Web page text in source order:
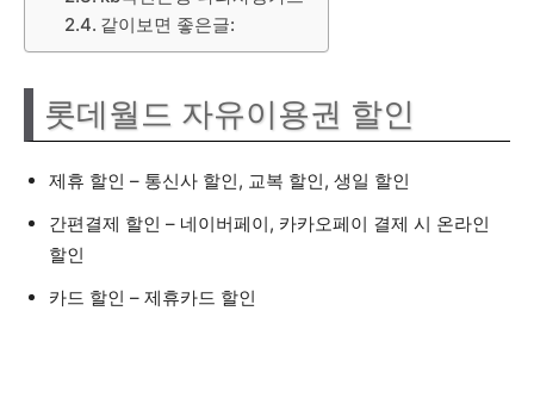
같이보면 좋은글:
롯데월드 자유이용권 할인
제휴 할인 – 통신사 할인, 교복 할인, 생일 할인
간편결제 할인 – 네이버페이, 카카오페이 결제 시 온라인
할인
카드 할인 – 제휴카드 할인